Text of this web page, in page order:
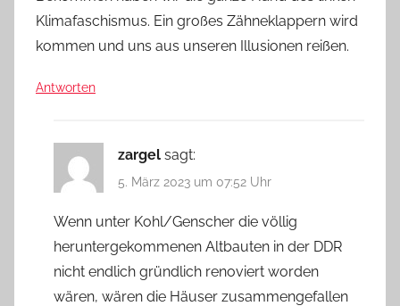
Klimafaschismus. Ein großes Zähneklappern wird
kommen und uns aus unseren Illusionen reißen.
Antworten
zargel sagt:
5. März 2023 um 07:52 Uhr
Wenn unter Kohl/Genscher die völlig
heruntergekommenen Altbauten in der DDR
nicht endlich gründlich renoviert worden
wären, wären die Häuser zusammengefallen